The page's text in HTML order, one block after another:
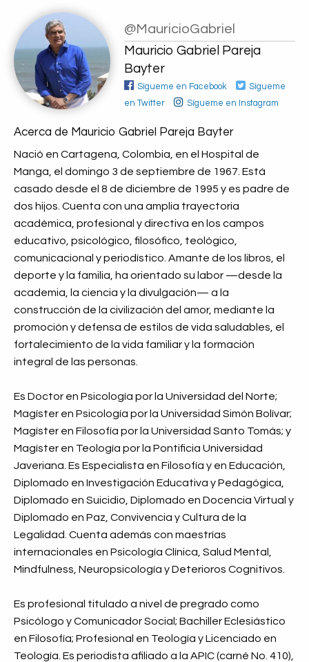
@MauricioGabriel
Mauricio Gabriel Pareja
Bayter
Sígueme en Facebook
Sígueme
en Twitter
Sígueme en Instagram
Acerca de Mauricio Gabriel Pareja Bayter
Nació en Cartagena, Colombia, en el Hospital de
Manga, el domingo 3 de septiembre de 1967. Está
casado desde el 8 de diciembre de 1995 y es padre de
dos hijos. Cuenta con una amplia trayectoria
académica, profesional y directiva en los campos
educativo, psicológico, filosófico, teológico,
comunicacional y periodístico. Amante de los libros, el
deporte y la familia, ha orientado su labor —desde la
academia, la ciencia y la divulgación— a la
construcción de la civilización del amor, mediante la
promoción y defensa de estilos de vida saludables, el
fortalecimiento de la vida familiar y la formación
integral de las personas.
Es Doctor en Psicología por la Universidad del Norte;
Magíster en Psicología por la Universidad Simón Bolívar;
Magíster en Filosofía por la Universidad Santo Tomás; y
Magíster en Teología por la Pontificia Universidad
Javeriana. Es Especialista en Filosofía y en Educación,
Diplomado en Investigación Educativa y Pedagógica,
Diplomado en Suicidio, Diplomado en Docencia Virtual y
Diplomado en Paz, Convivencia y Cultura de la
Legalidad. Cuenta además con maestrías
internacionales en Psicología Clínica, Salud Mental,
Mindfulness, Neuropsicología y Deterioros Cognitivos.
Es profesional titulado a nivel de pregrado como
Psicólogo y Comunicador Social; Bachiller Eclesiástico
en Filosofía; Profesional en Teología y Licenciado en
Teología. Es periodista afiliado a la APIC (carné No. 410),